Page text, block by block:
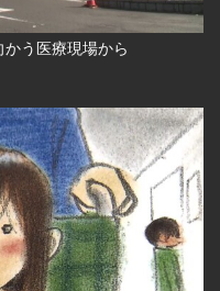
かう医療現場から